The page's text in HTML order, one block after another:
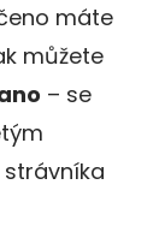
máte
můžete
– se